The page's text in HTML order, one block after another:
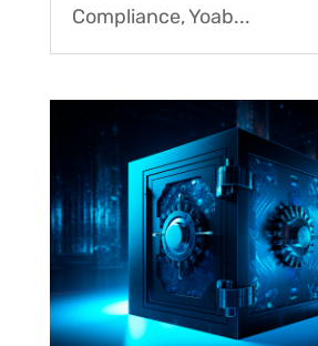
Compliance, Yoab...